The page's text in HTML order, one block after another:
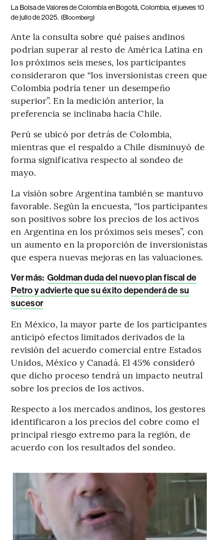
La Bolsa de Valores de Colombia en Bogotá, Colombia, el jueves 10
de julio de 2025. (Bloomberg)
Ante la consulta sobre qué países andinos
podrían superar al resto de América Latina en
los próximos seis meses, los participantes
consideraron que “los inversionistas creen que
Colombia podría tener un desempeño
superior”. En la medición anterior, la
preferencia se inclinaba hacia Chile.
Perú se ubicó por detrás de Colombia,
mientras que el respaldo a Chile disminuyó de
forma significativa respecto al sondeo de
mayo.
La visión sobre Argentina también se mantuvo
favorable. Según la encuesta, “los participantes
son positivos sobre los precios de los activos
en Argentina en los próximos seis meses”, con
un aumento en la proporción de inversionistas
que espera nuevas mejoras en las valuaciones.
Ver más: Goldman duda del nuevo plan fiscal de
Petro y advierte que su éxito dependerá de su
sucesor
En México, la mayor parte de los participantes
anticipó efectos limitados derivados de la
revisión del acuerdo comercial entre Estados
Unidos, México y Canadá. El 45% consideró
que dicho proceso tendrá un impacto neutral
sobre los precios de los activos.
Respecto a los mercados andinos, los gestores
identificaron a los precios del cobre como el
principal riesgo extremo para la región, de
acuerdo con los resultados del sondeo.